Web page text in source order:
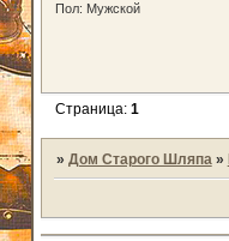
Пол: Мужской
Страница: 1
» Дом Старого Шляпа »